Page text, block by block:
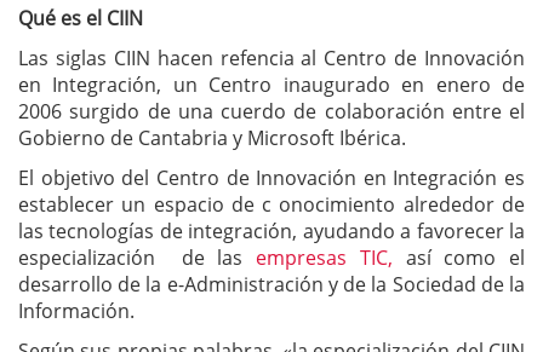
Qué es el CIIN
Las siglas CIIN hacen refencia al Centro de Innovación
en Integración, un Centro inaugurado en enero de
2006 surgido de una cuerdo de colaboración entre el
Gobierno de Cantabria y Microsoft Ibérica.
El objetivo del Centro de Innovación en Integración es
establecer un espacio de c onocimiento alrededor de
las tecnologías de integración, ayudando a favorecer la
especialización de las empresas TIC, así como el
desarrollo de la e-Administración y de la Sociedad de la
Información.